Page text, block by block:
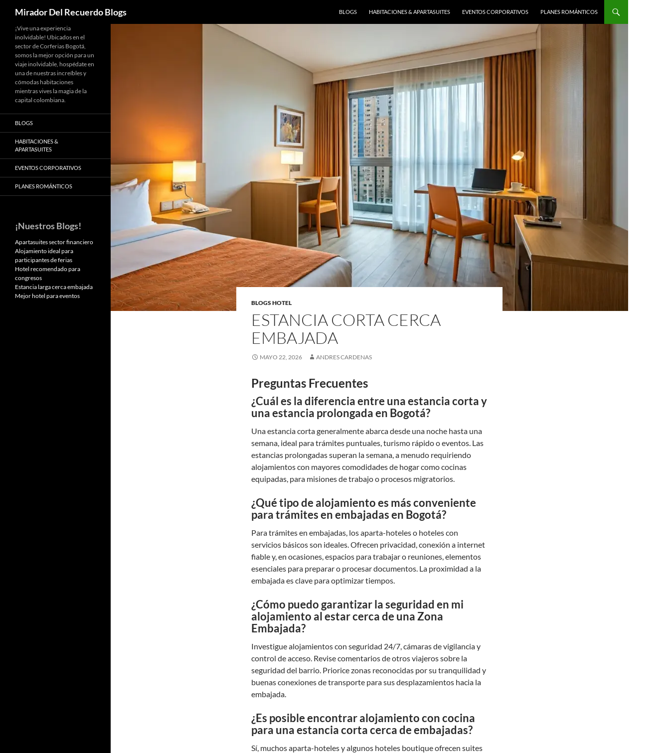
Saltar
contenido
Mirador Del Recuerdo Blogs BLOGS HABITACIONES & APARTASUITES EVENTOS CORPORATIVOS PLANES ROMÁNTICOS
BLOGS HOTEL
ESTANCIA CORTA CERCA
EMBAJADA
MAYO 22, 2026 ANDRES CARDENAS
Preguntas Frecuentes
¿Cuál es la diferencia entre una estancia corta y
una estancia prolongada en Bogotá?
Una estancia corta generalmente abarca desde una noche hasta una
semana, ideal para trámites puntuales, turismo rápido o eventos. Las
estancias prolongadas superan la semana, a menudo requiriendo
alojamientos con mayores comodidades de hogar como cocinas
equipadas, para misiones de trabajo o procesos migratorios.
¿Qué tipo de alojamiento es más conveniente
para trámites en embajadas en Bogotá?
Para trámites en embajadas, los aparta-hoteles o hoteles con
servicios básicos son ideales. Ofrecen privacidad, conexión a internet
fiable y, en ocasiones, espacios para trabajar o reuniones, elementos
esenciales para preparar o procesar documentos. La proximidad a la
embajada es clave para optimizar tiempos.
¿Cómo puedo garantizar la seguridad en mi
alojamiento al estar cerca de una Zona
Embajada?
Investigue alojamientos con seguridad 24/7, cámaras de vigilancia y
control de acceso. Revise comentarios de otros viajeros sobre la
seguridad del barrio. Priorice zonas reconocidas por su tranquilidad y
buenas conexiones de transporte para sus desplazamientos hacia la
embajada.
¿Es posible encontrar alojamiento con cocina
para una estancia corta cerca de embajadas?
Sí, muchos aparta-hoteles y algunos hoteles boutique ofrecen suites
¡Vive una experiencia
inolvidable! Ubicados en el
sector de Corferias Bogotá,
somos la mejor opción para un
viaje inolvidable, hospédate en
una de nuestras increíbles y
cómodas habitaciones
mientras vives la magia de la
capital colombiana.
BLOGS
HABITACIONES &
APARTASUITES
EVENTOS CORPORATIVOS
PLANES ROMÁNTICOS
¡Nuestros Blogs!
Apartasuites sector financiero
Alojamiento ideal para
participantes de ferias
Hotel recomendado para
congresos
Estancia larga cerca embajada
Mejor hotel para eventos